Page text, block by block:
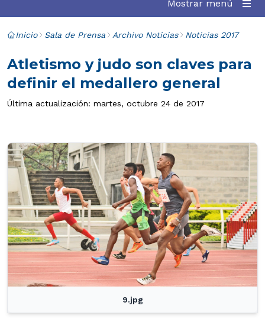
Mostrar menú
Inicio Sala de Prensa Archivo Noticias Noticias 2017
Atletismo y judo son claves para
definir el medallero general
Última actualización: martes, octubre 24 de 2017
9.jpg